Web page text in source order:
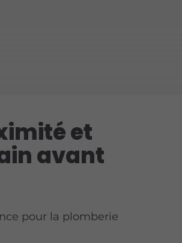
et
avant
pour la plomberie